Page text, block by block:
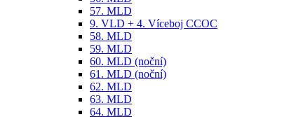
57. MLD
9. VLD + 4. Víceboj CCOC
58. MLD
59. MLD
60. MLD (noční)
61. MLD (noční)
62. MLD
63. MLD
64. MLD